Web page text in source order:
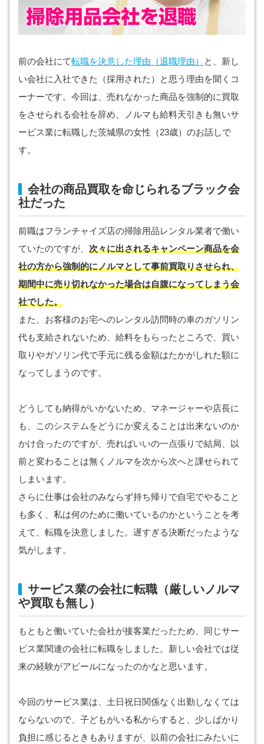
前の会社にて転職を決意した理由（退職理由）
と、新し
い会社に入社できた（採用された）と思う理由を聞くコ
ーナーです。今回は、売れなかった商品を強制的に買取
をさせられる会社を辞め、ノルマも給料天引きも無いサ
ービス業に転職した茨城県の女性（23歳）のお話しで
す。
会社の商品買取を命じられるブラック会
社だった
前職はフランチャイズ店の掃除用品レンタル業者で働い
ていたのですが、 次々に出されるキャンペーン商品を会
社の方から強制的にノルマとして事前買取りさせられ、
期間中に売り切れなかった場合は自腹になってしまう会
社でした。
また、お客様のお宅へのレンタル訪問時の車のガソリン
代も支給されないため、給料をもらったところで、買い
取りやガソリン代で手元に残る金額はたかがしれた額に
なってしまうのです。
どうしても納得がいかないため、マネージャーや店長に
も、このシステムをどうにか変えることは出来ないのか
かけ合ったのですが、売ればいいの一点張りで結局、以
前と変わることは無くノルマを次から次へと課せられて
しまいます。
さらに仕事は会社のみならず持ち帰りで自宅でやること
も多く、私は何のために働いているのかということを考
えて、転職を決意しました。遅すぎる決断だったような
気がします。
サービス業の会社に転職（厳しいノルマ
や買取も無し）
もともと働いていた会社が接客業だったため、同じサー
ビス業関連の会社に転職をしました。新しい会社では従
来の経験がアピールになったのかなと思います。
今回のサービス業は、土日祝日関係なく出勤しなくては
ならないので、子どもがいる私からすると、少しばかり
負担に感じるときもありますが、以前の会社にみたいに